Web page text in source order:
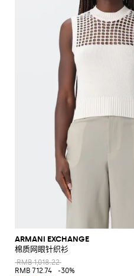
ARMANI EXCHANGE
棉质网眼针织衫
RMB 1,018.22
RMB 712.74
-30%